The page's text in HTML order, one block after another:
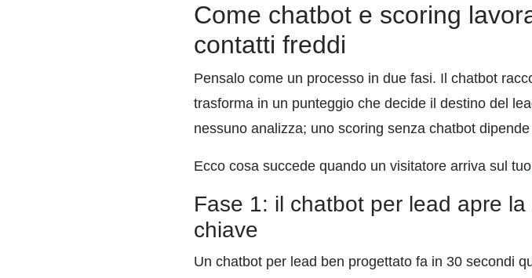
Come chatbot e scoring
contatti freddi
Pensalo come un processo in due fasi. Il chatbot
trasforma in un punteggio che decide il destino del
nessuno analizza; uno scoring senza chatbot
Ecco cosa succede quando un visitatore arriva sul tuo
Fase 1: il chatbot per lead apre
chiave
Un chatbot per lead ben progettato fa in 30 secondi